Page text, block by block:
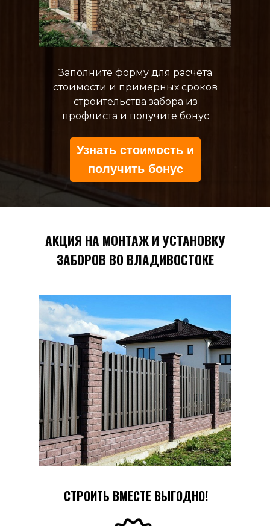
Узнать стоимость и
получить бонус
Заполните форму для расчета
стоимости и примерных сроков
строительства забора из
профлиста и получите бонус
АКЦИЯ НА МОНТАЖ И УСТАНОВКУ
ЗАБОРОВ ВО ВЛАДИВОСТОКЕ
СТРОИТЬ ВМЕСТЕ ВЫГОДНО!